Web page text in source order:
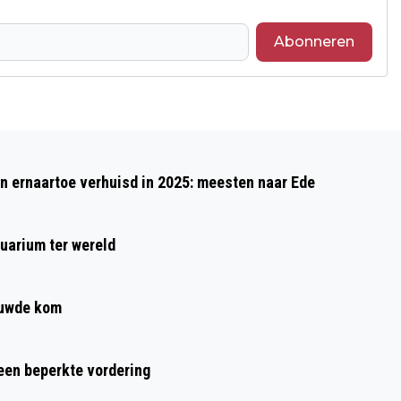
Abonneren
ZIDERIS TRUCKERDAG
ernaartoe verhuisd in 2025: meesten naar Ede
ter wereld
kom
beperkte vordering